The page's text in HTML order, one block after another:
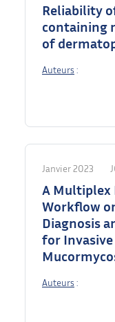
Reliability
containing
of
Auteurs :
Janvier 2023
A Multiplex
Workflow
Diagnosis
for
Auteurs :